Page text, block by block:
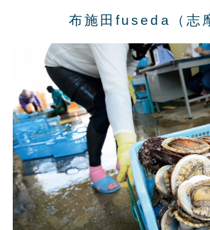
布施田fuseda（志